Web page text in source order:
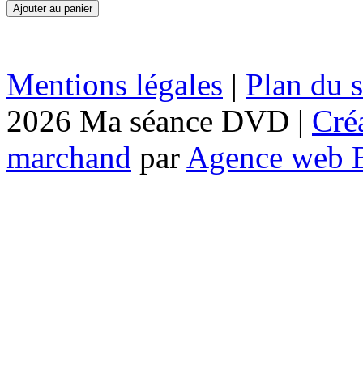
Mentions légales | Plan du
2026 Ma séance DVD |
marchand par Agence web